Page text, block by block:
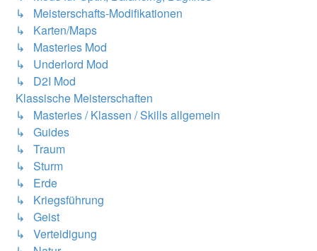
↳ Meisterschafts-Modifikationen
↳ Karten/Maps
↳ Masteries Mod
↳ Underlord Mod
↳ D2I Mod
Klassische Meisterschaften
↳ Masteries / Klassen / Skills allgemein
↳ Guides
↳ Traum
↳ Sturm
↳ Erde
↳ Kriegsführung
↳ Geist
↳ Verteidigung